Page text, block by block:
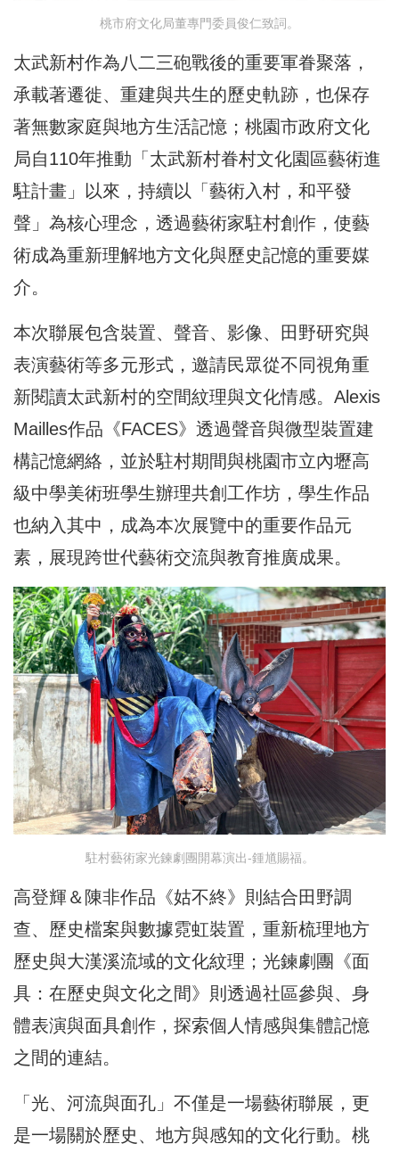
桃市府文化局董專門委員俊仁致詞。
太武新村作為八二三砲戰後的重要軍眷聚落，
承載著遷徙、重建與共生的歷史軌跡，也保存
著無數家庭與地方生活記憶；桃園市政府文化
局自110年推動「太武新村眷村文化園區藝術進
駐計畫」以來，持續以「藝術入村，和平發
聲」為核心理念，透過藝術家駐村創作，使藝
術成為重新理解地方文化與歷史記憶的重要媒
介。
本次聯展包含裝置、聲音、影像、田野研究與
表演藝術等多元形式，邀請民眾從不同視角重
新閱讀太武新村的空間紋理與文化情感。Alexis
Mailles作品《FACES》透過聲音與微型裝置建
構記憶網絡，並於駐村期間與桃園市立內壢高
級中學美術班學生辦理共創工作坊，學生作品
也納入其中，成為本次展覽中的重要作品元
素，展現跨世代藝術交流與教育推廣成果。
駐村藝術家光鍊劇團開幕演出-鍾馗賜福。
高登輝＆陳非作品《姑不終》則結合田野調
查、歷史檔案與數據霓虹裝置，重新梳理地方
歷史與大漢溪流域的文化紋理；光鍊劇團《面
具：在歷史與文化之間》則透過社區參與、身
體表演與面具創作，探索個人情感與集體記憶
之間的連結。
「光、河流與面孔」不僅是一場藝術聯展，更
是一場關於歷史、地方與感知的文化行動。桃